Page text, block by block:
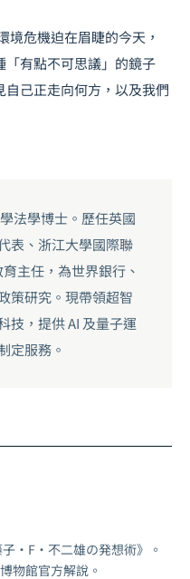
境危機迫在眉睫的今天，
有點不可思議」的鏡子
己正走向何方，以及我們
法學博士。歷任英國
表、浙江大學國際聯
主任，為世界銀行、
策研究。現帶領超智
技，提供 AI 及量子運
定服務。
・F・不二雄の発想術》。
物館官方解說。